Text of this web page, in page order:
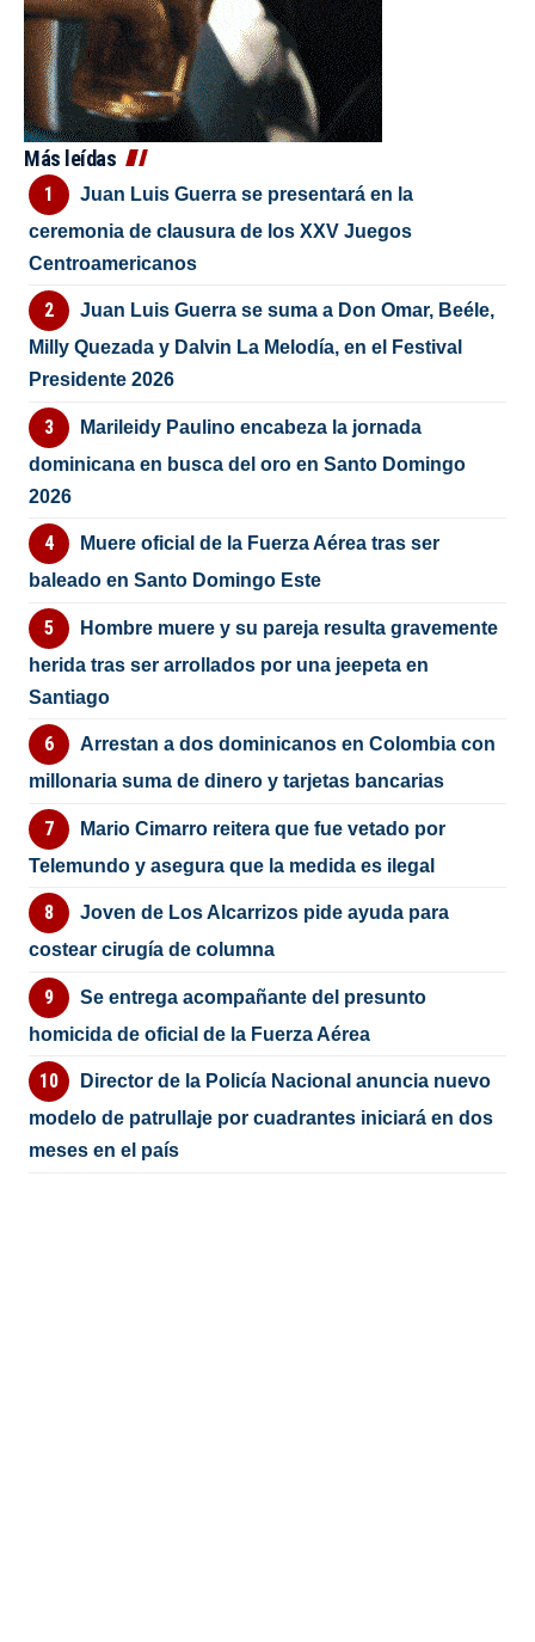
Más leídas
Juan Luis Guerra se presentará en la
ceremonia de clausura de los XXV Juegos
Centroamericanos
Juan Luis Guerra se suma a Don Omar, Beéle,
Milly Quezada y Dalvin La Melodía, en el Festival
Presidente 2026
Marileidy Paulino encabeza la jornada
dominicana en busca del oro en Santo Domingo
2026
Muere oficial de la Fuerza Aérea tras ser
baleado en Santo Domingo Este
Hombre muere y su pareja resulta gravemente
herida tras ser arrollados por una jeepeta en
Santiago
Arrestan a dos dominicanos en Colombia con
millonaria suma de dinero y tarjetas bancarias
Mario Cimarro reitera que fue vetado por
Telemundo y asegura que la medida es ilegal
Joven de Los Alcarrizos pide ayuda para
costear cirugía de columna
Se entrega acompañante del presunto
homicida de oficial de la Fuerza Aérea
Director de la Policía Nacional anuncia nuevo
modelo de patrullaje por cuadrantes iniciará en dos
meses en el país